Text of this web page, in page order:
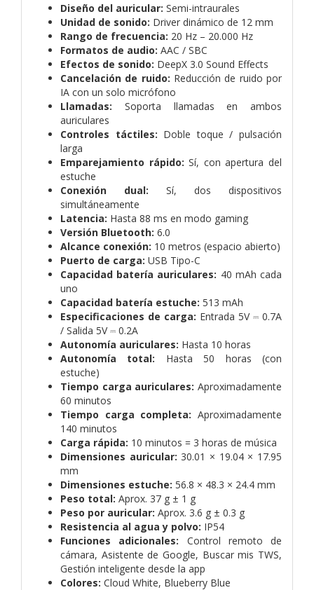
Diseño del auricular: Semi-intraurales
Unidad de sonido: Driver dinámico de 12 mm
Rango de frecuencia: 20 Hz – 20.000 Hz
Formatos de audio: AAC / SBC
Efectos de sonido: DeepX 3.0 Sound Effects
Cancelación de ruido: Reducción de ruido por
IA con un solo micrófono
Llamadas: Soporta llamadas en ambos
auriculares
Controles táctiles: Doble toque / pulsación
larga
Emparejamiento rápido: Sí, con apertura del
estuche
Conexión dual: Sí, dos dispositivos
simultáneamente
Latencia: Hasta 88 ms en modo gaming
Versión Bluetooth: 6.0
Alcance conexión: 10 metros (espacio abierto)
Puerto de carga: USB Tipo-C
Capacidad batería auriculares: 40 mAh cada
uno
Capacidad batería estuche: 513 mAh
Especificaciones de carga: Entrada 5V ⎓ 0.7A
/ Salida 5V ⎓ 0.2A
Autonomía auriculares: Hasta 10 horas
Autonomía total: Hasta 50 horas (con
estuche)
Tiempo carga auriculares: Aproximadamente
60 minutos
Tiempo carga completa: Aproximadamente
140 minutos
Carga rápida: 10 minutos = 3 horas de música
Dimensiones auricular: 30.01 × 19.04 × 17.95
mm
Dimensiones estuche: 56.8 × 48.3 × 24.4 mm
Peso total: Aprox. 37 g ± 1 g
Peso por auricular: Aprox. 3.6 g ± 0.3 g
Resistencia al agua y polvo: IP54
Funciones adicionales: Control remoto de
cámara, Asistente de Google, Buscar mis TWS,
Gestión inteligente desde la app
Colores: Cloud White, Blueberry Blue